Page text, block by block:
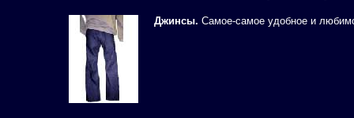
Джинсы. Самое-самое удобное и